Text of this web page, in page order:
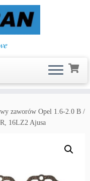
zaworów Opel 1.6-2.0 B /
16LZ2 Ajusa